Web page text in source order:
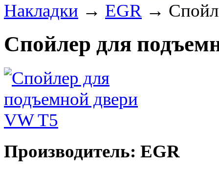
Накладки → EGR →
Спойлер для
Производитель: EGR